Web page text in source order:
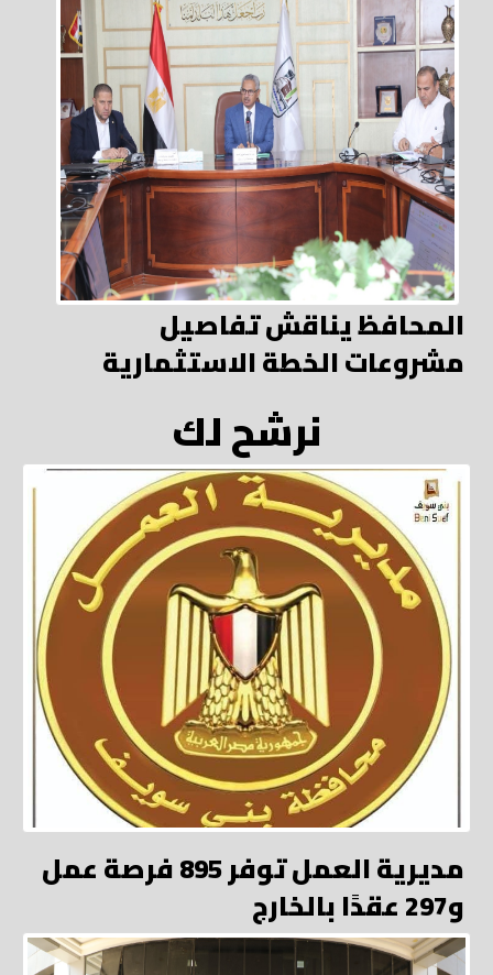
المحافظ يناقش تفاصيل
مشروعات الخطة الاستثمارية
نرشح لك
مديرية العمل توفر 895 فرصة عمل
و297 عقدًا بالخارج